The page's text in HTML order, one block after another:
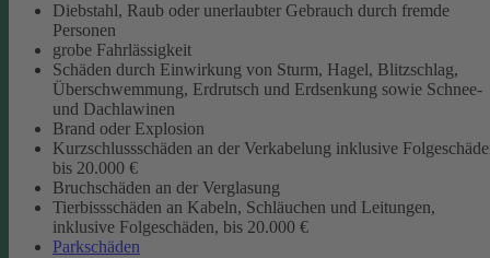
Diebstahl, Raub oder unerlaubter Gebrauch durch fremde
Personen
grobe Fahrlässigkeit
Schäden durch Einwirkung von Sturm, Hagel, Blitzschlag,
Überschwemmung, Erdrutsch und Erdsenkung sowie Schnee-
und Dachlawinen
Brand oder Explosion
Kurzschlussschäden an der Verkabelung inklusive
bis 20.000 €
Bruchschäden an der Verglasung
Tierbissschäden an Kabeln, Schläuchen und Leitungen,
inklusive Folgeschäden, bis 20.000 €
Parkschäden